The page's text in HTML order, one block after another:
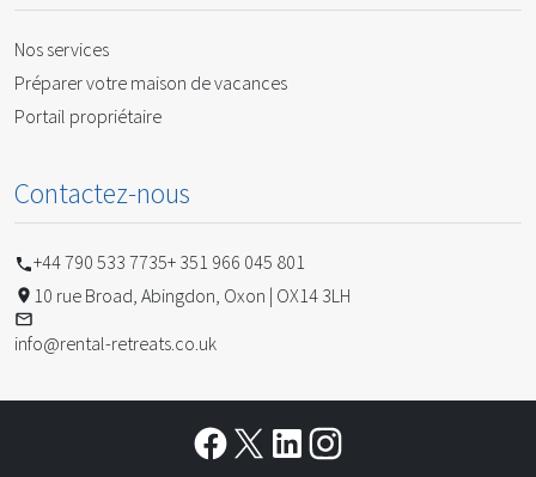
Nos services
Préparer votre maison de vacances
Portail propriétaire
Contactez-nous
+44 790 533 7735+ 351 966 045 801
10 rue Broad, Abingdon, Oxon | OX14 3LH
info@rental-retreats.co.uk